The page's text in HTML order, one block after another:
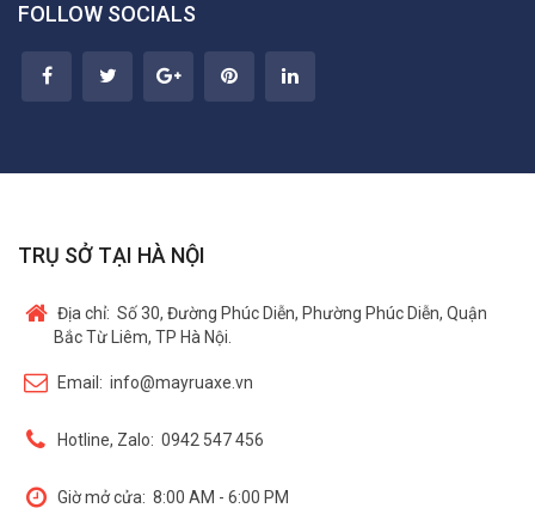
FOLLOW SOCIALS
TRỤ SỞ TẠI HÀ NỘI
Địa chỉ: Số 30, Đường Phúc Diễn, Phường Phúc Diễn, Quận
Bắc Từ Liêm, TP Hà Nội.
Email: info@mayruaxe.vn
Hotline, Zalo: 0942 547 456
Giờ mở cửa: 8:00 AM - 6:00 PM